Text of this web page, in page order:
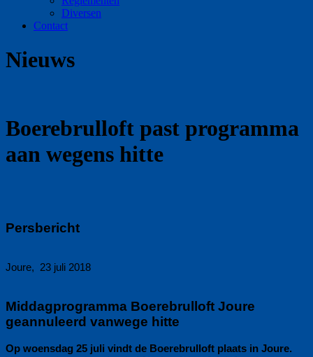
Diversen
Contact
Nieuws
Boerebrulloft past programma
aan wegens hitte
Persbericht
Joure, 23 juli 2018
Middagprogramma Boerebrulloft Joure
geannuleerd vanwege hitte
Op woensdag 25 juli vindt de Boerebrulloft plaats in Joure.